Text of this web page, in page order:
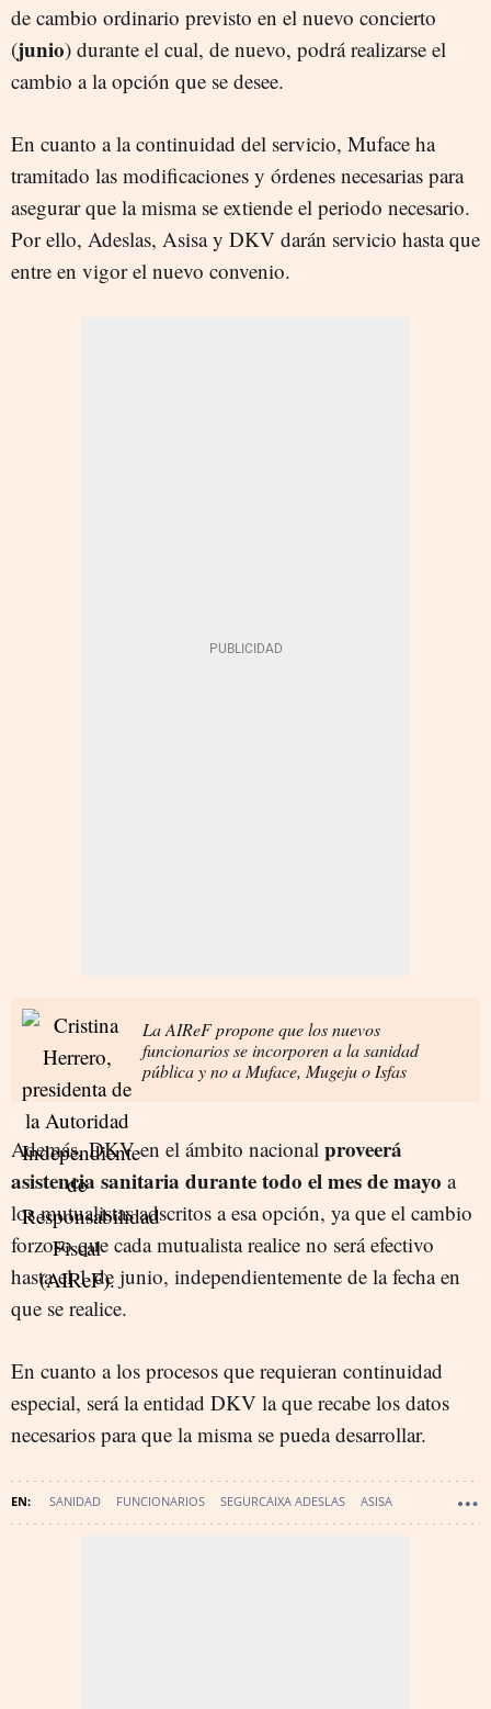
de cambio ordinario previsto en el nuevo concierto
(junio) durante el cual, de nuevo, podrá realizarse el
cambio a la opción que se desee.
En cuanto a la continuidad del servicio, Muface ha
tramitado las modificaciones y órdenes necesarias para
asegurar que la misma se extiende el periodo necesario.
Por ello, Adeslas, Asisa y DKV darán servicio hasta que
entre en vigor el nuevo convenio.
La AIReF propone que los nuevos
funcionarios se incorporen a la sanidad
pública y no a Muface, Mugeju o Isfas
Además, DKV en el ámbito nacional proveerá
asistencia sanitaria durante todo el mes de mayo a
los mutualistas adscritos a esa opción, ya que el cambio
forzoso que cada mutualista realice no será efectivo
hasta el 1 de junio, independientemente de la fecha en
que se realice.
En cuanto a los procesos que requieran continuidad
especial, será la entidad DKV la que recabe los datos
necesarios para que la misma se pueda desarrollar.
SANIDAD FUNCIONARIOS SEGURCAIXA ADESLAS ASISA